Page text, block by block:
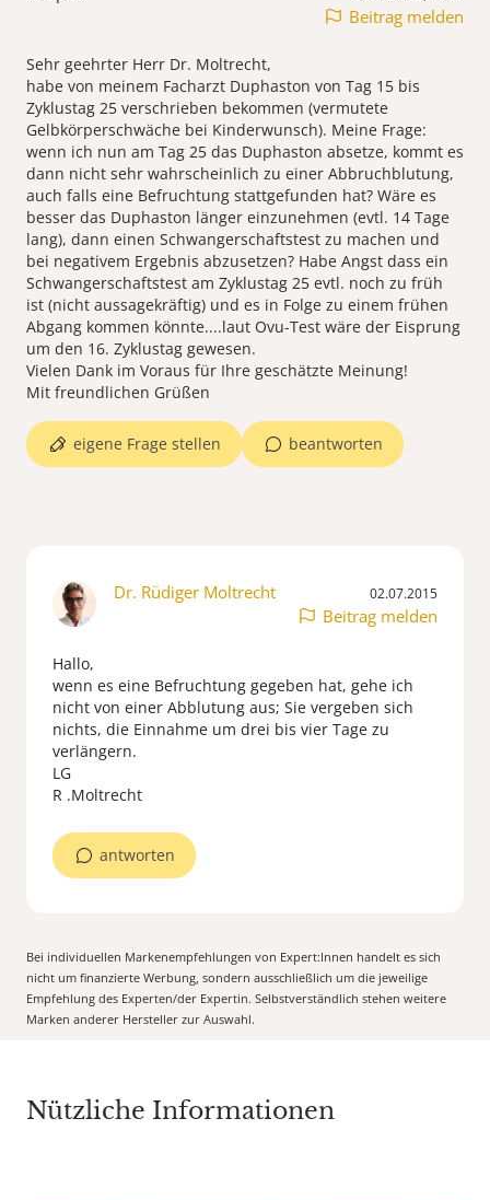
Beitrag melden
Sehr geehrter Herr Dr. Moltrecht,
habe von meinem Facharzt Duphaston von Tag 15 bis
Zyklustag 25 verschrieben bekommen (vermutete
Gelbkörperschwäche bei Kinderwunsch). Meine Frage:
wenn ich nun am Tag 25 das Duphaston absetze, kommt es
dann nicht sehr wahrscheinlich zu einer Abbruchblutung,
auch falls eine Befruchtung stattgefunden hat? Wäre es
besser das Duphaston länger einzunehmen (evtl. 14 Tage
lang), dann einen Schwangerschaftstest zu machen und
bei negativem Ergebnis abzusetzen? Habe Angst dass ein
Schwangerschaftstest am Zyklustag 25 evtl. noch zu früh
ist (nicht aussagekräftig) und es in Folge zu einem frühen
Abgang kommen könnte....laut Ovu-Test wäre der Eisprung
um den 16. Zyklustag gewesen.
Vielen Dank im Voraus für Ihre geschätzte Meinung!
Mit freundlichen Grüßen
beantworten
eigene Frage stellen
Dr. Rüdiger Moltrecht 02.07.2015
Beitrag melden
Hallo,
wenn es eine Befruchtung gegeben hat, gehe ich
nicht von einer Abblutung aus; Sie vergeben sich
nichts, die Einnahme um drei bis vier Tage zu
verlängern.
LG
R .Moltrecht
antworten
Bei individuellen Markenempfehlungen von Expert:Innen handelt es sich
nicht um finanzierte Werbung, sondern ausschließlich um die jeweilige
Empfehlung des Experten/der Expertin. Selbstverständlich stehen weitere
Marken anderer Hersteller zur Auswahl.
Nützliche Informationen